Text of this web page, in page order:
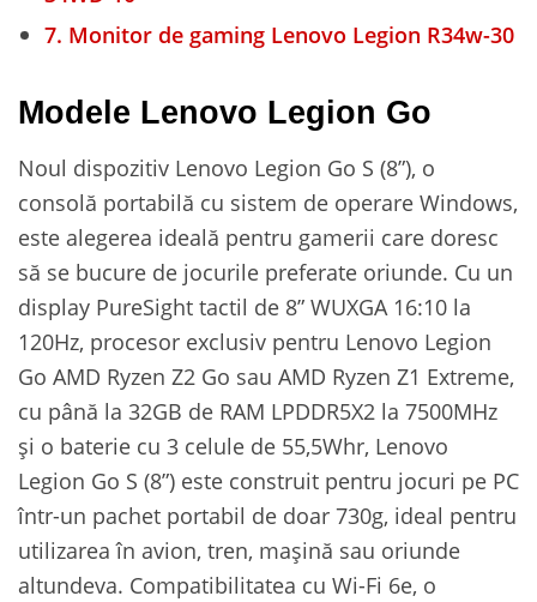
7. Monitor de gaming Lenovo Legion R34w-30
Modele Lenovo Legion Go
Noul dispozitiv Lenovo Legion Go S (8”), o
consolă portabilă cu sistem de operare Windows,
este alegerea ideală pentru gamerii care doresc
să se bucure de jocurile preferate oriunde. Cu un
display PureSight tactil de 8” WUXGA 16:10 la
120Hz, procesor exclusiv pentru Lenovo Legion
Go AMD Ryzen Z2 Go sau AMD Ryzen Z1 Extreme,
cu până la 32GB de RAM LPDDR5X2 la 7500MHz
și o baterie cu 3 celule de 55,5Whr, Lenovo
Legion Go S (8”) este construit pentru jocuri pe PC
într-un pachet portabil de doar 730g, ideal pentru
utilizarea în avion, tren, mașină sau oriunde
altundeva. Compatibilitatea cu Wi-Fi 6e, o